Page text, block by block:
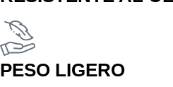
PESO LIGERO